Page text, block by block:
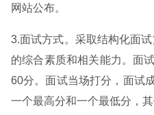
网站公布。
3.面试方式。采取结构化面
的综合素质和相关能力。面
60分。面试当场打分，面试
一个最高分和一个最低分，